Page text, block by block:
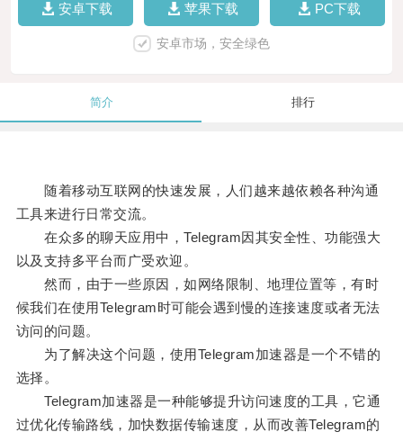
安卓下载 苹果下载 PC下载
安卓市场，安全绿色
简介 排行
随着移动互联网的快速发展，人们越来越依赖各种沟通
工具来进行日常交流。
在众多的聊天应用中，Telegram因其安全性、功能强大
以及支持多平台而广受欢迎。
然而，由于一些原因，如网络限制、地理位置等，有时
候我们在使用Telegram时可能会遇到慢的连接速度或者无法
访问的问题。
为了解决这个问题，使用Telegram加速器是一个不错的
选择。
Telegram加速器是一种能够提升访问速度的工具，它通
过优化传输路线，加快数据传输速度，从而改善Telegram的